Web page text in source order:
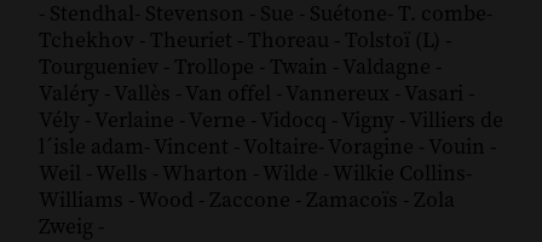
- Stendhal- Stevenson - Sue - Suétone- T. combe-
Tchekhov - Theuriet - Thoreau - Tolstoï (L) -
Tourgueniev - Trollope - Twain - Valdagne -
Valéry - Vallès - Van offel - Vannereux - Vasari -
Vély - Verlaine - Verne - Vidocq - Vigny - Villiers de
l´isle adam- Vincent - Voltaire- Voragine - Vouin -
Weil - Wells - Wharton - Wilde - Wilkie Collins-
Williams - Wood - Zaccone - Zamacoïs - Zola
Zweig -